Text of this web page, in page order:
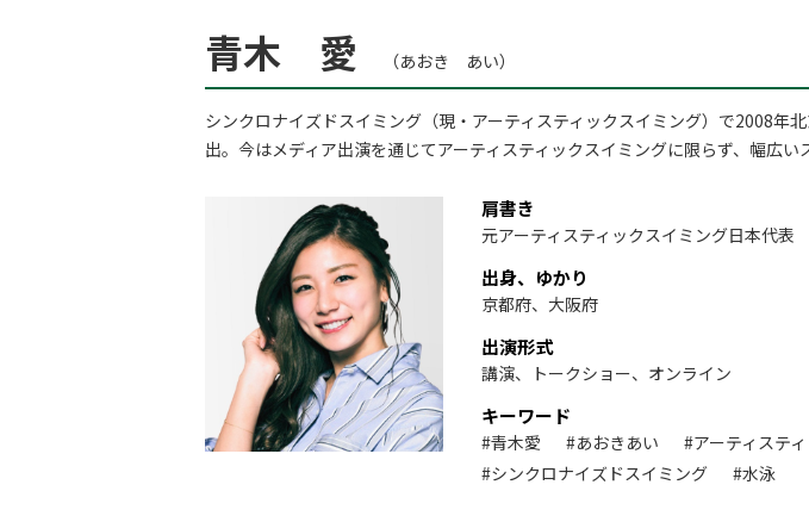
キャリア・教育
スポーツ
人的資本経
音声メディ
y”において
青木 愛 （あおき あい）
シンクロナイズドスイミング（現・アーティスティックスイミング）で2008年
出。今はメディア出演を通じてアーティスティックスイミングに限らず、幅広い
肩書き
元アーティスティックスイミング日本代表
出身、ゆかり
京都府、大阪府
出演形式
講演、トークショー、オンライン
キーワード
#青木愛 #あおきあい
#アーティステ
#シンクロナイズドスイミング
#水泳